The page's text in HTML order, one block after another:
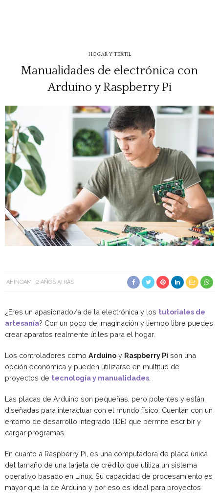
HOGAR Y TEXTIL
Manualidades de electrónica con
Arduino y Raspberry Pi
AHINOAM 2 AÑOS ATRÁS
¿Eres un apasionado/a de la electrónica y los tutoriales de
artesanía? Con un poco de imaginación y tiempo libre puedes
crear aparatos realmente útiles para el hogar.
Los controladores como Arduino y Raspberry Pi son una
opción económica y pueden utilizarse en multitud de
proyectos de tecnología y manualidades
Las placas de Arduino son pequeñas, pero potentes y están
diseñadas para interactuar con el mundo físico. Cuentan con un
entorno de desarrollo integrado (IDE) que permite escribir y
cargar programas.
En cuanto a Raspberry Pi, es una computadora de placa única
del tamaño de una tarjeta de crédito que utiliza un sistema
operativo basado en Linux. Su capacidad de procesamiento es
mayor que la de Arduino y por eso es ideal para proyectos